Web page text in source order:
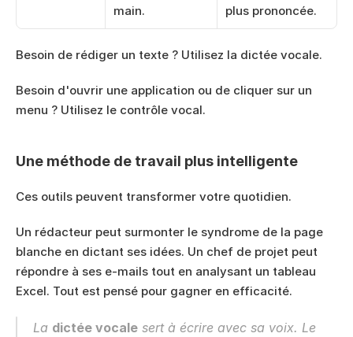
main.
plus prononcée.
Besoin de rédiger un texte ? Utilisez la dictée vocale.
Besoin d'ouvrir une application ou de cliquer sur un
menu ? Utilisez le contrôle vocal.
Une méthode de travail plus intelligente
Ces outils peuvent transformer votre quotidien.
Un rédacteur peut surmonter le syndrome de la page
blanche en dictant ses idées. Un chef de projet peut
répondre à ses e-mails tout en analysant un tableau
Excel. Tout est pensé pour gagner en efficacité.
La dictée vocale sert à écrire